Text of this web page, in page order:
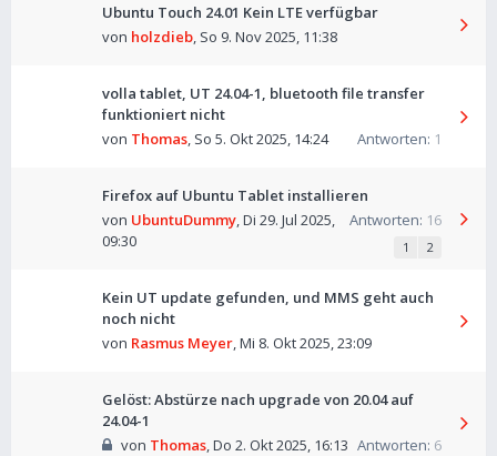
Ubuntu Touch 24.01 Kein LTE verfügbar
von holzdieb, So 9. Nov 2025, 11:38
volla tablet, UT 24.04-1, bluetooth file transfer
funktioniert nicht
Antworten: 1
von Thomas, So 5. Okt 2025, 14:24
Firefox auf Ubuntu Tablet installieren
Antworten: 16
von UbuntuDummy,Di 29. Jul 2025,
09:30
1 2
Kein UT update gefunden, und MMS geht auch
noch nicht
von Rasmus Meyer,Mi 8. Okt 2025, 23:09
Gelöst: Abstürze nach upgrade von 20.04 auf
24.04-1
Antworten: 6
von Thomas,Do 2. Okt 2025, 16:13